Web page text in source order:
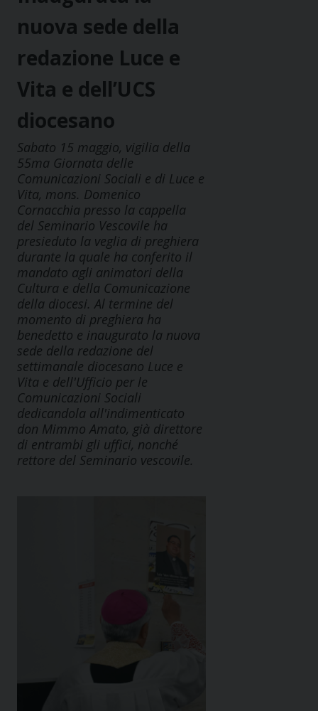
nuova sede della
redazione Luce e
Vita e dell’UCS
diocesano
Sabato 15 maggio, vigilia della
55ma Giornata delle
Comunicazioni Sociali e di Luce e
Vita, mons. Domenico
Cornacchia presso la cappella
del Seminario Vescovile ha
presieduto la veglia di preghiera
durante la quale ha conferito il
mandato agli animatori della
Cultura e della Comunicazione
della diocesi. Al termine del
momento di preghiera ha
benedetto e inaugurato la nuova
sede della redazione del
settimanale diocesano Luce e
Vita e dell'Ufficio per le
Comunicazioni Sociali
dedicandola all'indimenticato
don Mimmo Amato, già direttore
di entrambi gli uffici, nonché
rettore del Seminario vescovile.